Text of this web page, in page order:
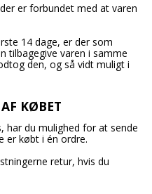
er forbundet med at varen
14 dage, er der som
tilbagegive varen i samme
den, og så vidt muligt i
AF KØBET
har du mulighed for at sende
er købt i én ordre.
retur, hvis du